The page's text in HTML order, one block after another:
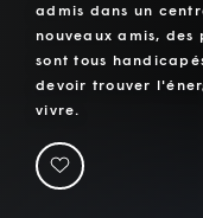
admis dans un
nouveaux amis, des
sont tous
devoir trouver
vivre.